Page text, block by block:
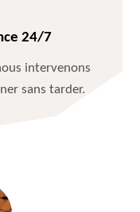
24/7
intervenons
sans tarder.